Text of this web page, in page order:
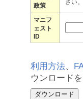
政策
さい。
マニフ
ェスト
ID
利用方法、
ウンロード